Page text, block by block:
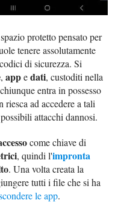
protetto pensato per
tenere assolutamente
di sicurezza. Si
,appedati, custoditi nella
entra in possesso
riesca ad accedere a tali
attacchi dannosi.
come chiave di
, quindi l'impronta
. Una volta creata la
tutti i file che si ha
le app.